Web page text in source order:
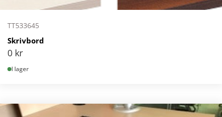
TT533645
Skrivbord
0 kr
I lager